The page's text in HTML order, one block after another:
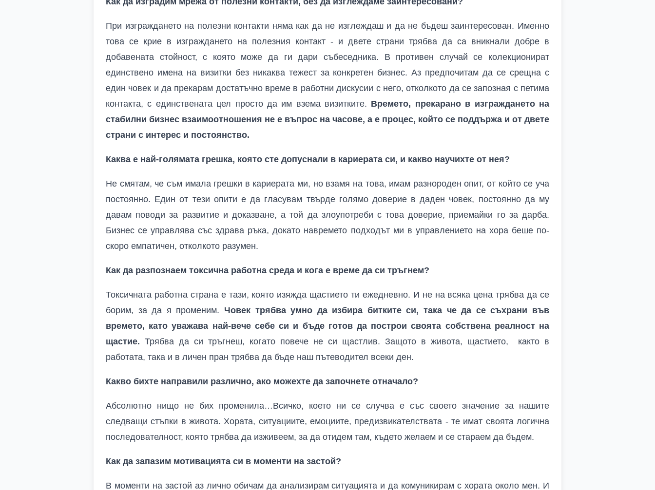
При изграждането на полезни контакти няма как да не изглеждаш и да не бъдеш заинтересован. Именно
това се крие в изграждането на полезния контакт - и двете страни трябва да са вникнали добре в
добавената стойност, с която може да ги дари събеседника. В противен случай се колекционират
единствено имена на визитки без никаква тежест за конкретен бизнес. Аз предпочитам да се срещна с
един човек и да прекарам достатъчно време в работни дискусии с него, отколкото да се запозная с петима
контакта, с единствената цел просто да им взема визитките. Времето, прекарано в изграждането на
стабилни бизнес взаимоотношения не е въпрос на часове, а е процес, който се поддържа и от двете
страни с интерес и постоянство.
Каква е най-голямата грешка, която сте допуснали в кариерата си, и какво научихте от нея?
Не смятам, че съм имала грешки в кариерата ми, но взамя на това, имам разнороден опит, от който се уча
постоянно. Един от тези опити е да гласувам твърде голямо доверие в даден човек, постоянно да му
давам поводи за развитие и доказване, а той да злоупотреби с това доверие, приемайки го за дарба.
Бизнес се управлява със здрава ръка, докато навремето подходът ми в управлението на хора беше по-
скоро емпатичен, отколкото разумен.
Как да разпознаем токсична работна среда и кога е време да си тръгнем?
Токсичната работна страна е тази, която изяжда щастието ти ежедневно. И не на всяка цена трябва да се
борим, за да я променим. Човек трябва умно да избира битките си, така че да се съхрани във
времето, като уважава най-вече себе си и бъде готов да построи своята собствена реалност на
щастие. Трябва да си тръгнеш, когато повече не си щастлив. Защото в живота, щастието, както в
работата, така и в личен пран трябва да бъде наш пътеводител всеки ден.
Какво бихте направили различно, ако можехте да започнете отначало?
Абсолютно нищо не бих променила…Всичко, което ни се случва е със своето значение за нашите
следващи стъпки в живота. Хората, ситуациите, емоциите, предизвикателствата - те имат своята логична
последователност, която трябва да изживеем, за да отидем там, където желаем и се стараем да бъдем.
Как да запазим мотивацията си в моменти на застой?
В моменти на застой аз лично обичам да анализирам ситуацията и да комуникирам с хората около мен. И